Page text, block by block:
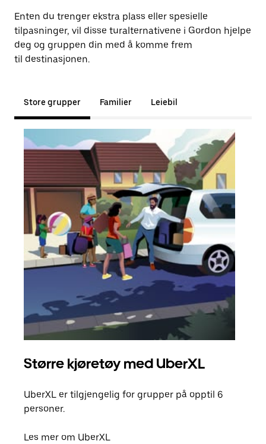
Enten du trenger ekstra plass eller spesielle
tilpasninger, vil disse turalternativene i Gordon hjelpe
deg og gruppen din med å komme frem
til destinasjonen.
Store grupper Familier Leiebil
Større kjøretøy med UberXL
UberXL er tilgjengelig for grupper på opptil 6
personer.
Les mer om UberXL